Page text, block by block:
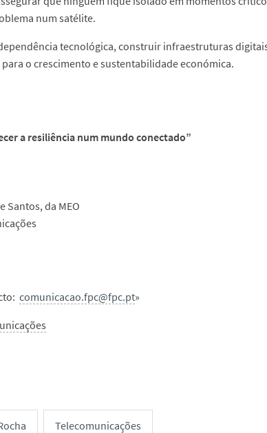
num satélite.
tecnológica, construir infraestruturas
o crescimento e sustentabilidade económica.
a resiliência num mundo conectado”
Santos, da MEO
comunicacao.fpc@fpc.pt»
Telecomunicações